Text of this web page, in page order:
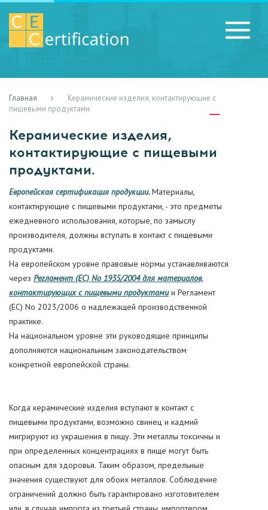
Главная
Керамические изделия, контактирующие с
пищевыми продуктами.
Керамические изделия,
контактирующие с пищевыми
продуктами.
Европейская сертификация продукции. Материалы,
контактирующие с пищевыми продуктами, - это предметы
ежедневного использования, которые, по замыслу
производителя, должны вступать в контакт с пищевыми
продуктами.
На европейском уровне правовые нормы устанавливаются
через Регламент (ЕС) No 1935/2004 для материалов,
контактирующих с пищевыми продуктамии Регламент
(ЕС) No 2023/2006 о надлежащей производственной
практике.
На национальном уровне эти руководящие принципы
дополняются национальным законодательством
конкретной европейской страны.
Когда керамические изделия вступают в контакт с
пищевыми продуктами, возможно свинец и кадмий
мигрируют из украшения в пищу. Эти металлы токсичны и
при определенных концентрациях в пище могут быть
опасным для здоровья. Таким образом, предельные
значения существуют для обоих металлов. Соблюдение
ограничений должно быть гарантировано изготовителем